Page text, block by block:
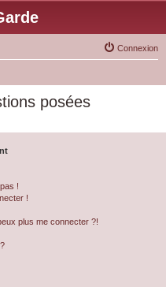
Connexion
posées
!
!
plus me connecter ?!